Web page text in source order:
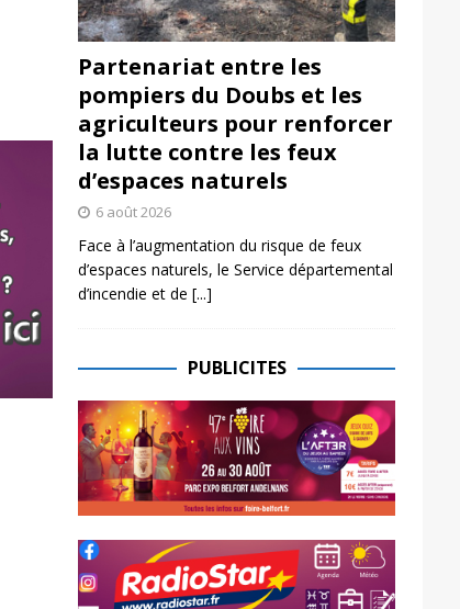
Partenariat entre les
pompiers du Doubs et les
agriculteurs pour renforcer
la lutte contre les feux
d’espaces naturels
6 août 2026
Face à l’augmentation du risque de feux
d’espaces naturels, le Service départemental
d’incendie et de [...]
PUBLICITES